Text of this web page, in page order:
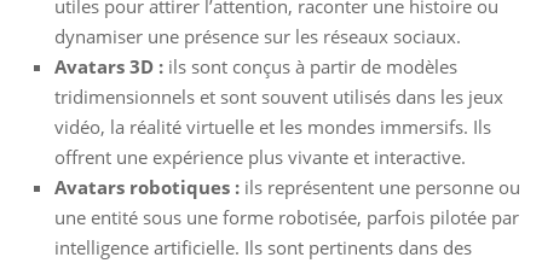
utiles pour attirer l’attention, raconter une histoire ou
dynamiser une présence sur les réseaux sociaux.
Avatars 3D : ils sont conçus à partir de modèles
tridimensionnels et sont souvent utilisés dans les jeux
vidéo, la réalité virtuelle et les mondes immersifs. Ils
offrent une expérience plus vivante et interactive.
Avatars robotiques : ils représentent une personne ou
une entité sous une forme robotisée, parfois pilotée par
intelligence artificielle. Ils sont pertinents dans des